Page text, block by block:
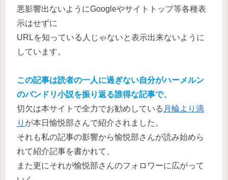
悪影響出ないようにGoogleやサイトトップ等各種表
示はせずに
URLを知っている人じゃないと表示出来ないように
しています。
この記事は読者の一人に過ぎない自分がハーメルン
のバンドリ小説を振り返る誰得な記事で、
切欠は本サイトで全力でお勧めしている 月輪より滴
り が本日愉悦部さんで紹介されました。
それも私の記事の影響から愉悦部さんが読み始めら
れて紹介記事を書かれて、
また更にそれが愉悦部さんのフォロワーに広がって